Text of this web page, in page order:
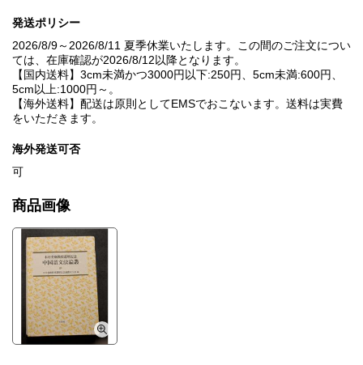
発送ポリシー
2026/8/9～2026/8/11 夏季休業いたします。この間のご注文につい
ては、在庫確認が2026/8/12以降となります。
【国内送料】3cm未満かつ3000円以下:250円、5cm未満:600円、
5cm以上:1000円～。
【海外送料】配送は原則としてEMSでおこないます。送料は実費
をいただきます。
海外発送可否
可
商品画像